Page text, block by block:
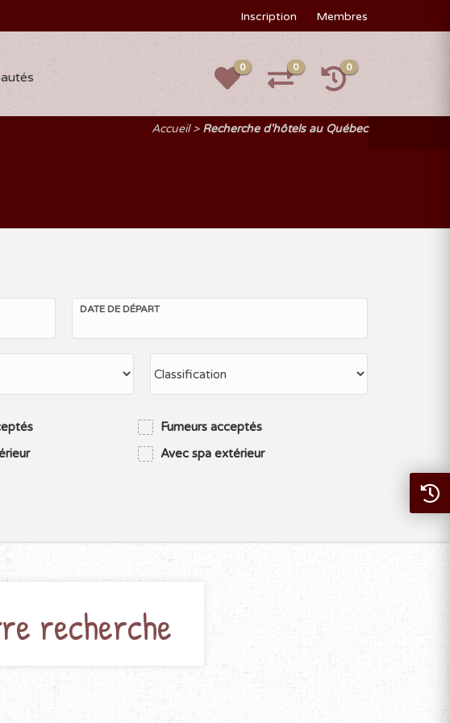
Inscription Membres
0 0 0
Accueil Recherche d'hôtels au Québec
DATE DE DÉPART
Fumeurs acceptés
Avec spa extérieur
recherche